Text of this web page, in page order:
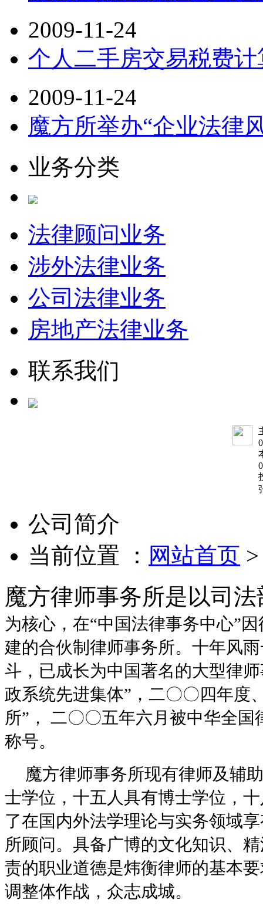
2009-11-24
个人二手房交易税费
2009-11-24
魔方所举办“企业法律
业务分类
法律顾问业务
涉外法律业务
公司法律业务
房地产法律业务
联系我们
公司简介
当前位置 ： 网站首页
魔方律师事务所是以司法
为核心，在“中国法律事务中心”
建的合伙制律师事务所。十年风
斗，已成长为中国著名的大型律
政系统先进集体” ，二〇〇四年度
所” ， 二〇〇五年六月被中华全国
称号。
魔方律师事务所现有律师及辅
士学位，十五人具有博士学位，
了在国内外法学理论与实务领域
所顾问。具备广博的文化知识、
责的职业道德是炜衡律师的基本
调整体作战，众志成城。